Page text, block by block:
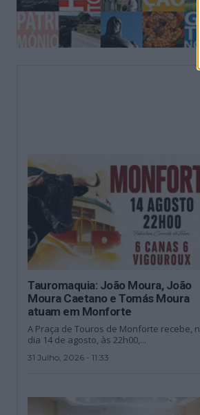
Tauromaquia: João Moura, João
Moura Caetano e Tomás Moura
atuam em Monforte
A Praça de Touros de Monforte recebe,
dia 14 de agosto, às 22h00,...
31 Julho, 2026 - 11:33